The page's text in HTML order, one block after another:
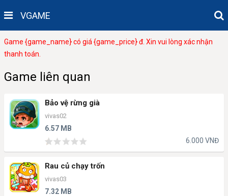
VGAME
Game {game_name} có giá {game_price} đ. Xin vui lòng xác nhận
thanh toán.
Game liên quan
Bảo vệ rừng già
vivas02
6.57 MB
6.000 VNĐ
Rau củ chạy trốn
vivas03
7.32 MB